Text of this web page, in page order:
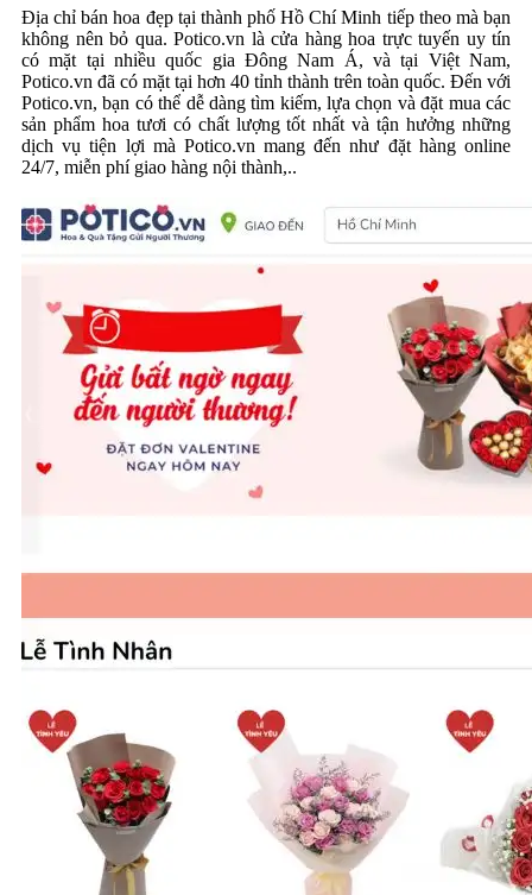
Địa chỉ bán hoa đẹp tại thành phố Hồ Chí Minh tiếp theo mà bạn
không nên bỏ qua. Potico.vn là cửa hàng hoa trực tuyến uy tín
có mặt tại nhiều quốc gia Đông Nam Á, và tại Việt Nam,
Potico.vn đã có mặt tại hơn 40 tỉnh thành trên toàn quốc. Đến với
Potico.vn, bạn có thể dễ dàng tìm kiếm, lựa chọn và đặt mua các
sản phẩm hoa tươi có chất lượng tốt nhất và tận hưởng những
dịch vụ tiện lợi mà Potico.vn mang đến như đặt hàng online
24/7, miễn phí giao hàng nội thành,..